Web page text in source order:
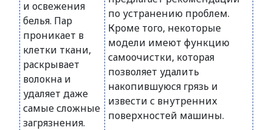
и освежения
белья. Пар
проникает в
клетки ткани,
раскрывает
волокна и
удаляет даже
самые сложные
загрязнения.
по устранению проблем.
Кроме того, некоторые
модели имеют функцию
самоочистки, которая
позволяет удалить
накопившуюся грязь и
извести с внутренних
поверхностей машины.